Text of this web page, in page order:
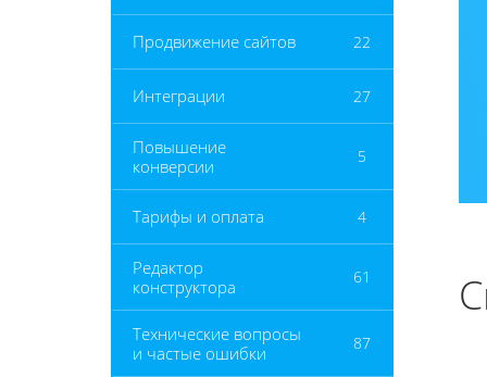
Продвижение сайтов 22
Интеграции 27
Повышение
конверсии
5
Тарифы и оплата 4
Редактор
конструктора
61
Технические вопросы
и частые ошибки
87